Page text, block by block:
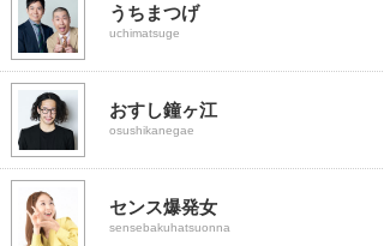
うちまつげ
uchimatsuge
おすし鐘ヶ江
osushikanegae
センス爆発女
sensebakuhatsuonna